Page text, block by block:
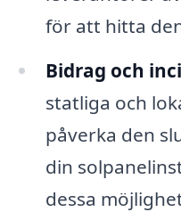
för att hitta
Bidrag och
statliga och
påverka den
din
dessa